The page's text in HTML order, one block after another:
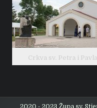
Crkva sv. Petra i
2020 - 2023 Župa sv.